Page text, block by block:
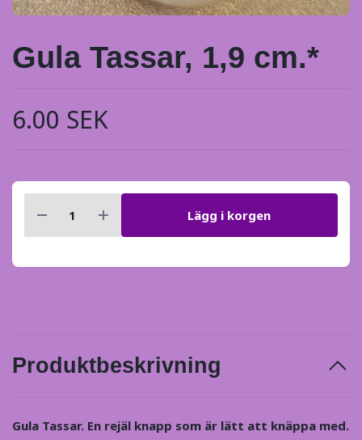
Gula Tassar, 1,9 cm.*
6.00 SEK
Lägg i korgen
Produktbeskrivning
Gula Tassar. En rejäl knapp som är lätt att knäppa med.